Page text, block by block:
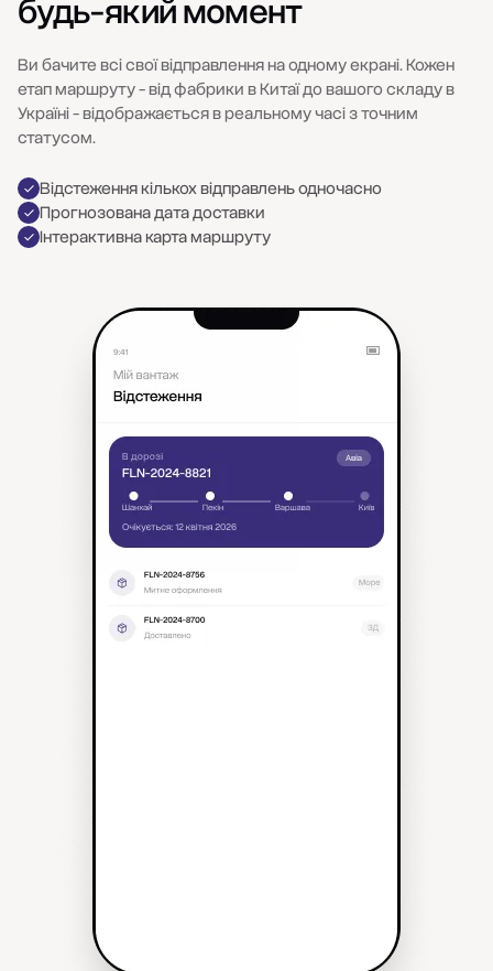
будь-який момент
Ви бачите всі свої відправлення на одному екрані. Кожен
етап маршруту - від фабрики в Китаї до вашого складу в
Україні - відображається в реальному часі з точним
статусом.
Відстеження кількох відправлень одночасно
Прогнозована дата доставки
Інтерактивна карта маршруту